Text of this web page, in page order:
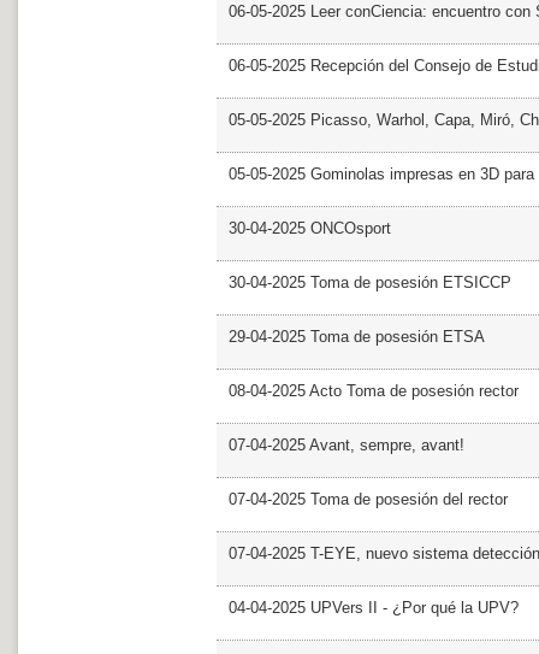
06-05-2025 Leer conCiencia: encuentro con
06-05-2025 Recepción del Consejo de
05-05-2025 Picasso, Warhol, Capa, Miró,
05-05-2025 Gominolas impresas en 3D
30-04-2025 ONCOsport
30-04-2025 Toma de posesión ETSICCP
29-04-2025 Toma de posesión ETSA
08-04-2025 Acto Toma de posesión rector
07-04-2025 Avant, sempre, avant!
07-04-2025 Toma de posesión del rector
07-04-2025 T-EYE, nuevo sistema
04-04-2025 UPVers II - ¿Por qué la UPV?